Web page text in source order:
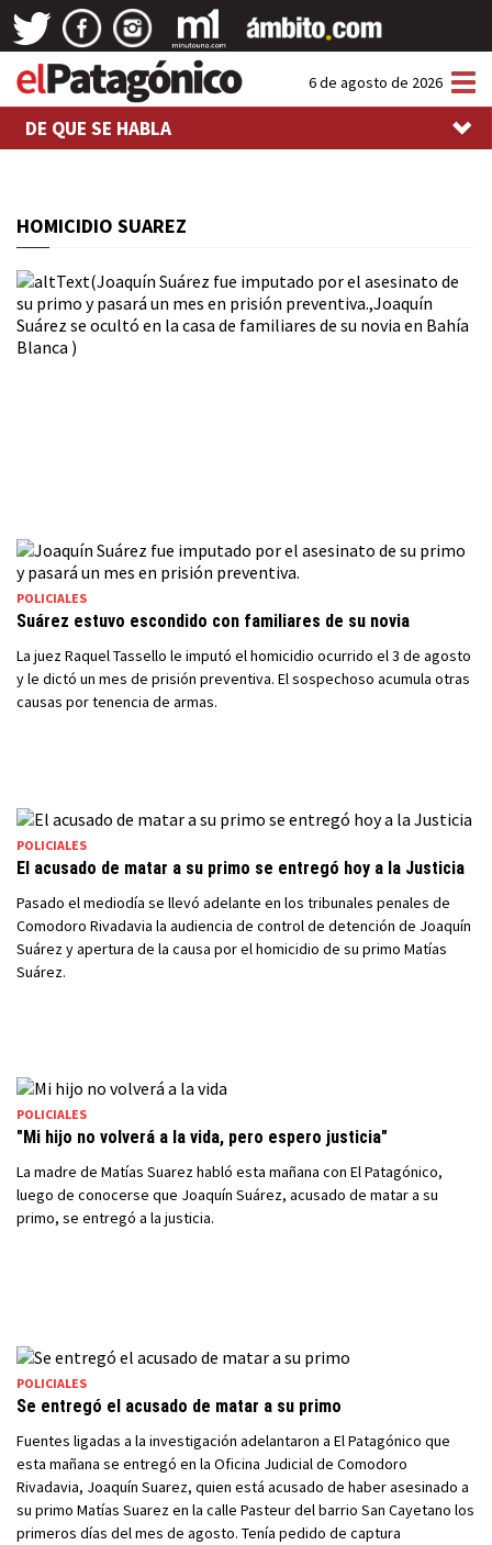
6 de agosto de 2026
DE QUE SE HABLA
HOMICIDIO SUAREZ
POLICIALES
Suárez estuvo escondido con familiares de su novia
La juez Raquel Tassello le imputó el homicidio ocurrido el 3 de agosto
y le dictó un mes de prisión preventiva. El sospechoso acumula otras
causas por tenencia de armas.
POLICIALES
El acusado de matar a su primo se entregó hoy a la Justicia
Pasado el mediodía se llevó adelante en los tribunales penales de
Comodoro Rivadavia la audiencia de control de detención de Joaquín
Suárez y apertura de la causa por el homicidio de su primo Matías
Suárez.
POLICIALES
"Mi hijo no volverá a la vida, pero espero justicia"
La madre de Matías Suarez habló esta mañana con El Patagónico,
luego de conocerse que Joaquín Suárez, acusado de matar a su
primo, se entregó a la justicia.
POLICIALES
Se entregó el acusado de matar a su primo
Fuentes ligadas a la investigación adelantaron a El Patagónico que
esta mañana se entregó en la Oficina Judicial de Comodoro
Rivadavia, Joaquín Suarez, quien está acusado de haber asesinado a
su primo Matías Suarez en la calle Pasteur del barrio San Cayetano los
primeros días del mes de agosto. Tenía pedido de captura